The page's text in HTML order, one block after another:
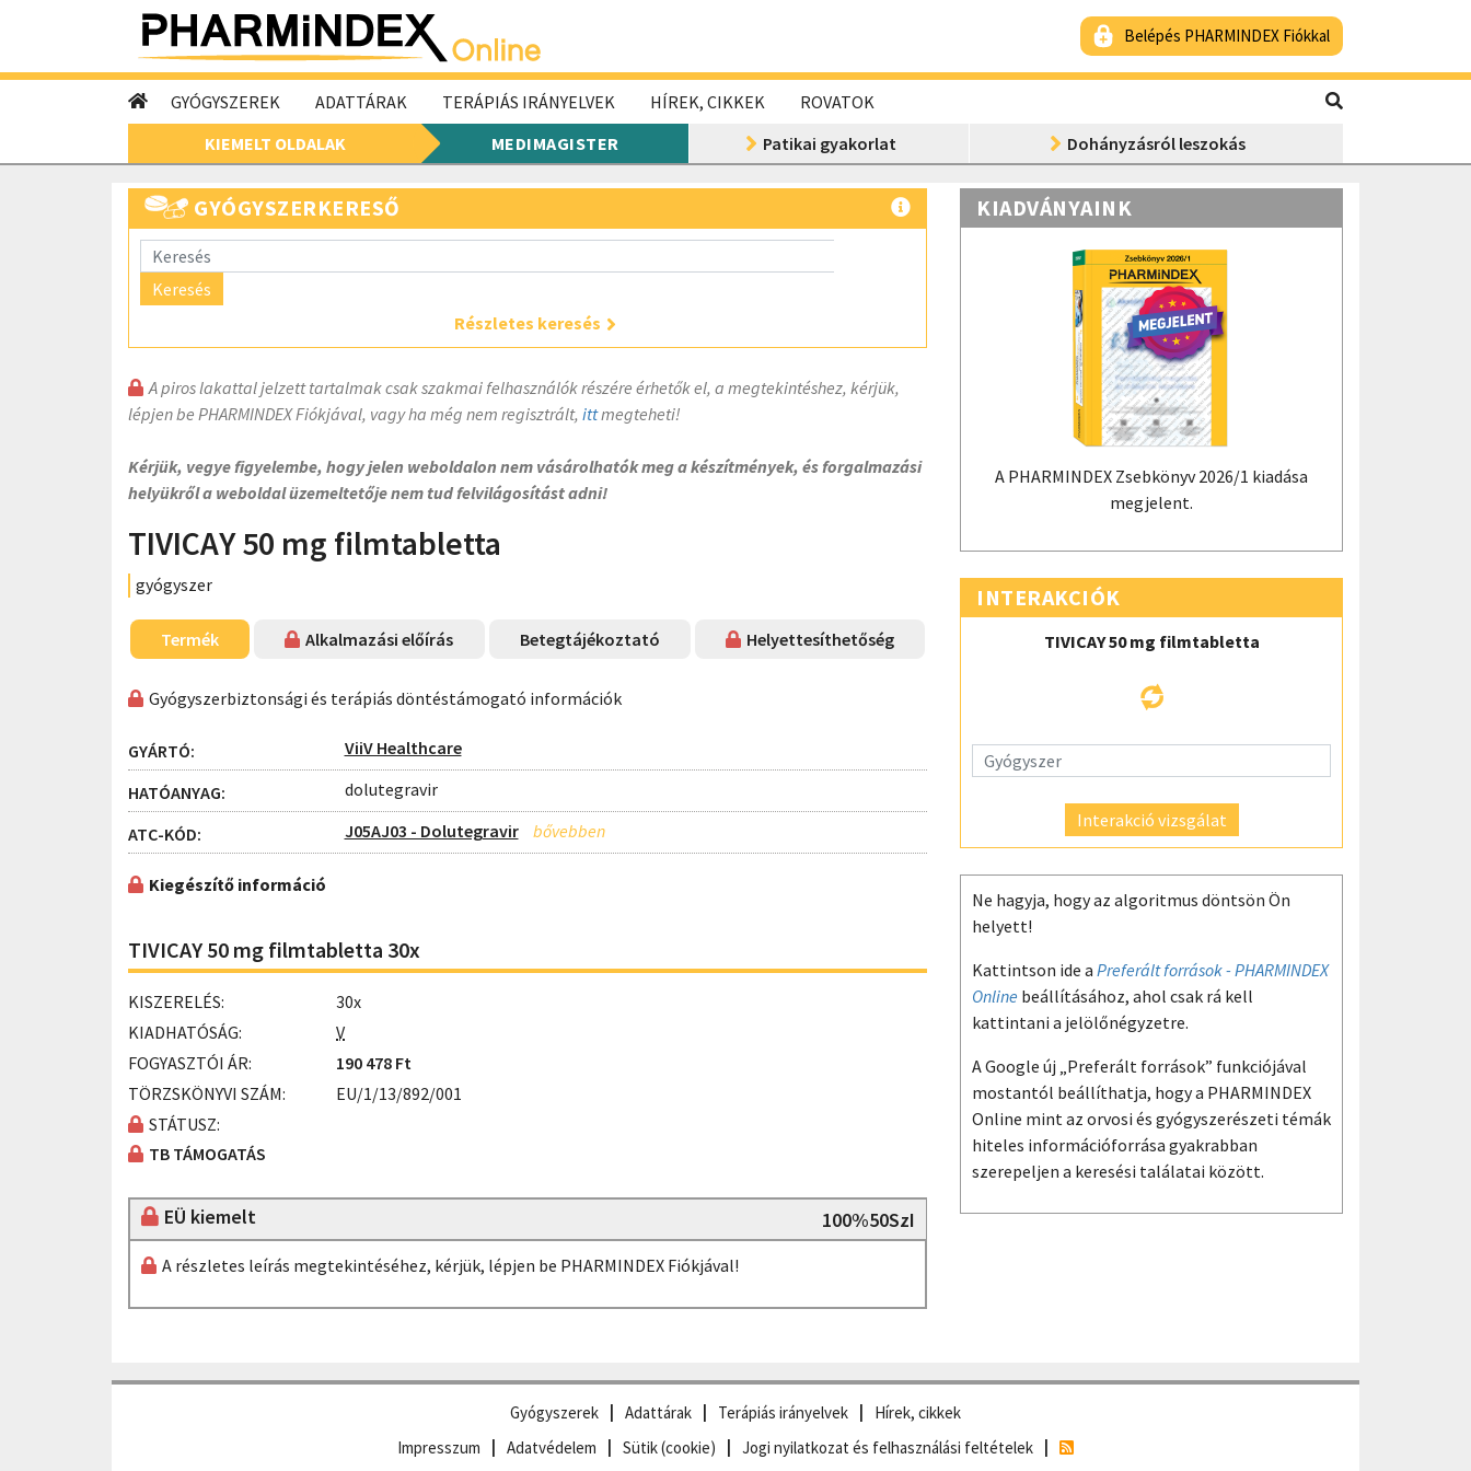
Belépés PHARMINDEX Fiókkal
GYÓGYSZEREK ADATTÁRAK TERÁPIÁS IRÁNYELVEK HÍREK, CIKKEK
ROVATOK
KIEMELT OLDALAK
MEDIMAGISTER Patikai gyakorlat Dohányzásról leszokás
GYÓGYSZERKERESŐ
Keresés
Részletes keresés
A piros lakattal jelzett tartalmak csak szakmai felhasználók részére érhetők el, a megtekintéshez, kérjük,
lépjen be PHARMINDEX Fiókjával, vagy ha még nem regisztrált, ittmegteheti!
Kérjük, vegye figyelembe, hogy jelen weboldalon nem vásárolhatók meg a készítmények, és forgalmazási
helyükről a weboldal üzemeltetője nem tud felvilágosítást adni!
TIVICAY 50 mg filmtabletta
gyógyszer
Termék Alkalmazási előírás Betegtájékoztató Helyettesíthetőség
Gyógyszerbiztonsági és terápiás döntéstámogató információk
GYÁRTÓ: ViiV Healthcare
HATÓANYAG: dolutegravir
ATC-KÓD: J05AJ03 - Dolutegravir
Kiegészítő információ
TIVICAY 50 mg filmtabletta 30x
KISZERELÉS:
30x
KIADHATÓSÁG:
V
FOGYASZTÓI ÁR:
190 478 Ft
TÖRZSKÖNYVI SZÁM:
EU/1/13/892/001
STÁTUSZ:
TB TÁMOGATÁS
EÜ kiemelt 100%50SzI
A részletes leírás megtekintéséhez, kérjük, lépjen be PHARMINDEX Fiókjával!
KIADVÁNYAINK
A PHARMINDEX Zsebkönyv 2026/1 kiadása
megjelent.
INTERAKCIÓK
TIVICAY 50 mg filmtabletta
Interakció vizsgálat
Ne hagyja, hogy az algoritmus döntsön Ön
helyett!
Kattintson ide a Preferált források - PHARMINDEX
Online beállításához, ahol csak rá kell
kattintani a jelölőnégyzetre.
A Google új „Preferált források” funkciójával
mostantól beállíthatja, hogy a PHARMINDEX
Online mint az orvosi és gyógyszerészeti témák
hiteles információforrása gyakrabban
szerepeljen a keresési találatai között.
Gyógyszerek Adattárak Terápiás irányelvek
Hírek, cikkek
Impresszum
Adatvédelem Sütik (cookie) Jogi nyilatkozat és felhasználási feltételek